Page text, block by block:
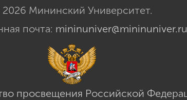
Мининский Университет.
почта: mininuniver@mininuniver.ru
просвещения Российской